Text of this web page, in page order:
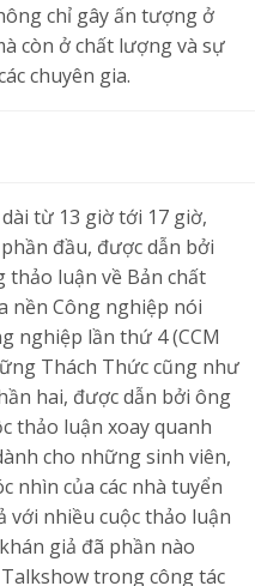
chỉ gây ấn tượng ở
còn ở chất lượng và sự
chuyên gia.
từ 13 giờ tới 17 giờ,
đầu, được dẫn bởi
thảo luận về Bản chất
nền Công nghiệp nói
nghiệp lần thứ 4 (CCM
Thách Thức cũng như
hai, được dẫn bởi ông
thảo luận xoay quanh
cho những sinh viên,
nhìn của các nhà tuyển
với nhiều cuộc thảo luận
giả đã phần nào
trong công tác